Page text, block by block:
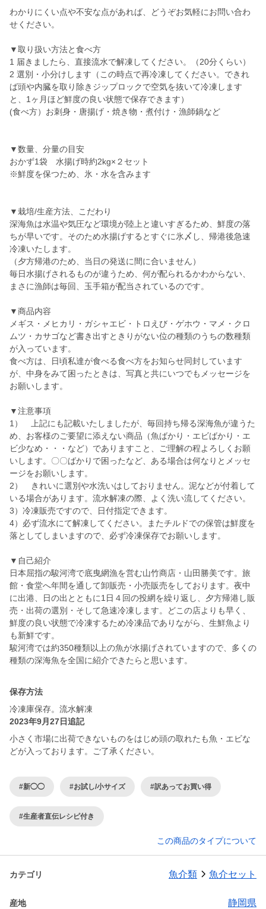
わかりにくい点や不安な点があれば、どうぞお気軽にお問い合わ
せください。
▼取り扱い方法と食べ方
1 届きましたら、直接流水で解凍してください。（20分くらい）
2 選別・小分けします（この時点で再冷凍してください。できれ
ば頭や内臓を取り除きジップロックで空気を抜いて冷凍します
と、1ヶ月ほど鮮度の良い状態で保存できます）
(食べ方）お刺身・唐揚げ・焼き物・煮付け・漁師鍋など
▼数量、分量の目安
おかず1袋 水揚げ時約2kg×２セット
※鮮度を保つため、氷・水を含みます
▼栽培/生産方法、こだわり
深海魚は水温や気圧など環境が陸上と違いすぎるため、鮮度の落
ちが早いです。そのため水揚げするとすぐに氷〆し、帰港後急速
冷凍いたします。
（夕方帰港のため、当日の発送に間に合いません）
毎日水揚げされるものが違うため、何が配られるかわからない、
まさに漁師は毎回、玉手箱が配当されているのです。
▼商品内容
メギス・メヒカリ・ガシャエビ・トロえび・ゲホウ・マメ・クロ
ムツ・カサゴなど書き出すときりがない位の種類のうちの数種類
が入っています。
食べ方は、日頃私達が食べる食べ方をお知らせ同封しています
が、中身をみて困ったときは、写真と共にいつでもメッセージを
お願いします。
▼注意事項
1） 上記にも記載いたしましたが、毎回持ち帰る深海魚が違うた
め、お客様のご要望に添えない商品（魚ばかり・エビばかり・エ
ビ少なめ・・・など）でありますこと、ご理解の程よろしくお願
いします。〇〇ばかりで困ったなど、ある場合は何なりとメッセ
ージをお願いします。
2） きれいに選別や水洗いはしておりません。泥などが付着して
いる場合があります。流水解凍の際、よく洗い流してください。
3）冷凍販売ですので、日付指定できます。
4）必ず流水にて解凍してください。またチルドでの保管は鮮度を
落としてしまいますので、必ず冷凍保存でお願いします。
▼自己紹介
日本屈指の駿河湾で底曳網漁を営む山竹商店・山田勝美です。旅
館・食堂へ年間を通して卸販売・小売販売をしております。夜中
に出港、日の出とともに1日４回の投網を繰り返し、夕方帰港し販
売・出荷の選別・そして急速冷凍します。どこの店よりも早く、
鮮度の良い状態で冷凍するため冷凍品でありながら、生鮮魚より
も新鮮です。
駿河湾では約350種類以上の魚が水揚げされていますので、多くの
種類の深海魚を全国に紹介できたらと思います。
保存方法
冷凍庫保存。流水解凍
2023年9月27日追記
小さく市場に出荷できないものをはじめ頭の取れたも魚・エビな
どが入っております。ご了承ください。
#新◯◯ #お試し/小サイズ #訳あってお買い得
#生産者直伝レシピ付き
この商品のタイプについて
カテゴリ 魚介類 魚介セット
産地 静岡県